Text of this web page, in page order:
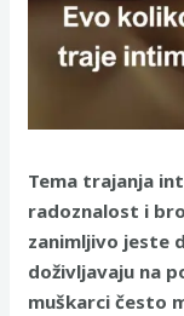
Tema trajanja
radoznalost i
zanimljivo jeste
doživljavaju na
muškarci često